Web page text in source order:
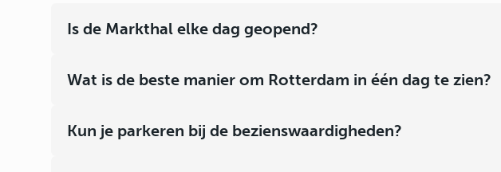
Is de Markthal elke dag geopend?
Wat is de beste manier om Rotterdam in één dag te zien?
Kun je parkeren bij de bezienswaardigheden?